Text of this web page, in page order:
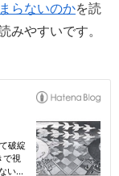
らないのかを読
みやすいです。